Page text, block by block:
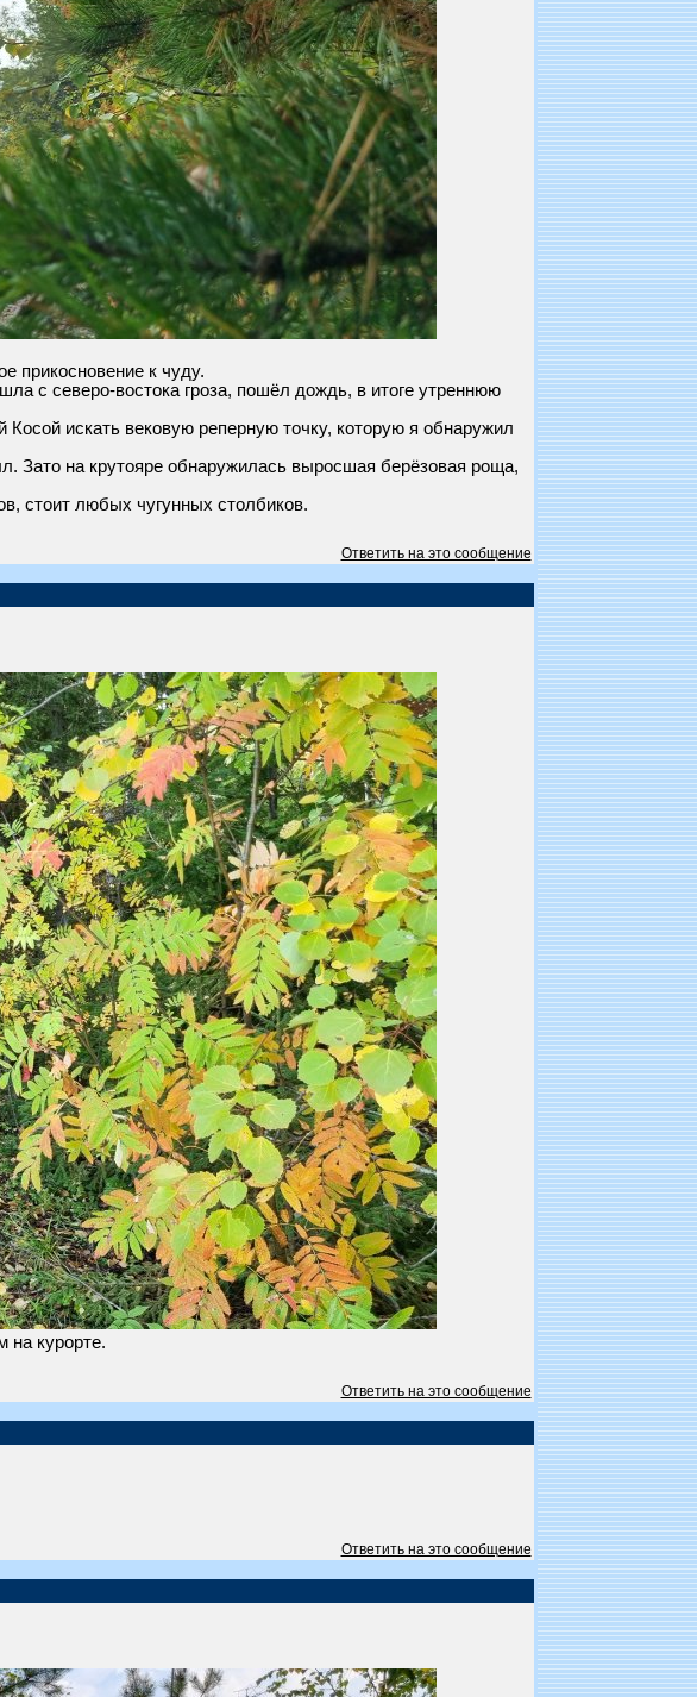
прикосновение к чуду.
с северо-востока гроза, пошёл дождь, в итоге утреннюю
искать вековую реперную точку, которую я обнаружил
Зато на крутояре обнаружилась выросшая берёзовая роща,
стоит любых чугунных столбиков.
Ответить на это сообщение
на курорте.
Ответить на это сообщение
Ответить на это сообщение